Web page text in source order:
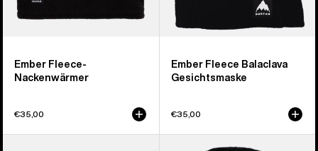
Ember Fleece-
Nackenwärmer
€35,00
Ember Fleece Balaclava
Gesichtsmaske
€35,00